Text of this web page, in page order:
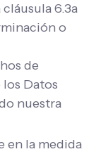
6.3a
o
de
Datos
nuestra
en la medida